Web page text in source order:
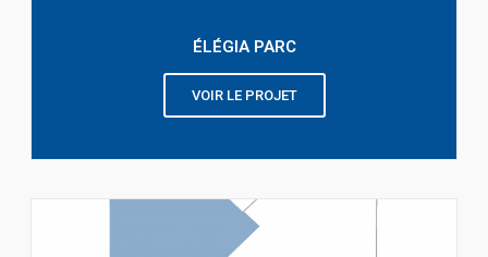
ÉLÉGIA PARC
VOIR LE PROJET